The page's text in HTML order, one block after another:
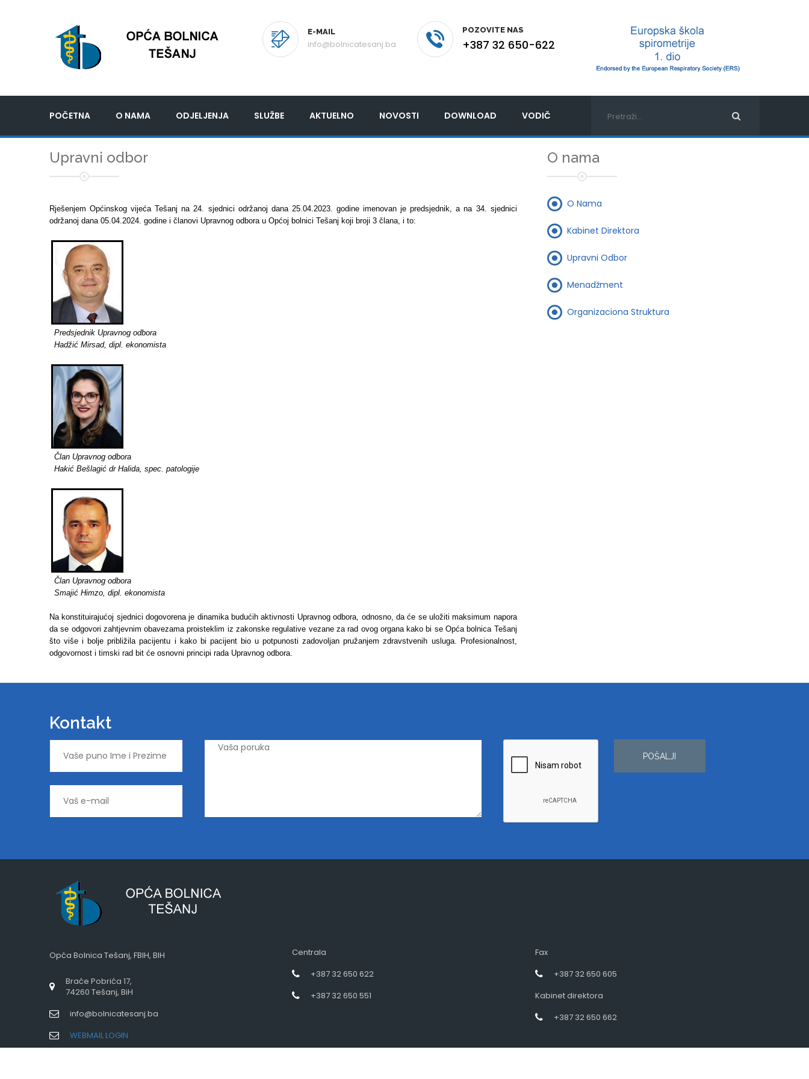
E-MAIL
info@bolnicatesanj.ba
POZOVITE NAS
+387 32 650-622
POČETNA O NAMA ODJELJENJA SLUŽBE AKTUELNO NOVOSTI DOWNLOAD VODIČ
Upravni odbor
Rješenjem Općinskog vijeća Tešanj na 24. sjednici održanoj dana 25.04.2023. godine imenovan je predsjednik, a na 34. sjednici
održanoj dana 05.04.2024. godine i članovi Upravnog odbora u Općoj bolnici Tešanj koji broji 3 člana, i to:
Predsjednik Upravnog odbora
Hadžić Mirsad, dipl. ekonomista
Član Upravnog odbora
Hakić Bešlagić dr Halida, spec. patologije
Član Upravnog odbora
Smajić Himzo, dipl. ekonomista
Na konstituirajućoj sjednici dogovorena je dinamika budućih aktivnosti Upravnog odbora, odnosno, da će se uložiti maksimum napora
da se odgovori zahtjevnim obavezama proisteklim iz zakonske regulative vezane za rad ovog organa kako bi se Opća bolnica Tešanj
što više i bolje približila pacijentu i kako bi pacijent bio u potpunosti zadovoljan pružanjem zdravstvenih usluga. Profesionalnost,
odgovornost i timski rad bit će osnovni principi rada Upravnog odbora.
O nama
O Nama
Kabinet Direktora
Upravni Odbor
Menadžment
Organizaciona Struktura
Kontakt
POŠALJI
Opća Bolnica Tešanj, FBIH, BIH
Braće Pobrića 17,
74260 Tešanj, BiH
info@bolnicatesanj.ba
WEBMAIL LOGIN
Centrala
+387 32 650 622
+387 32 650 551
Fax
+387 32 650 605
Kabinet direktora
+387 32 650 662